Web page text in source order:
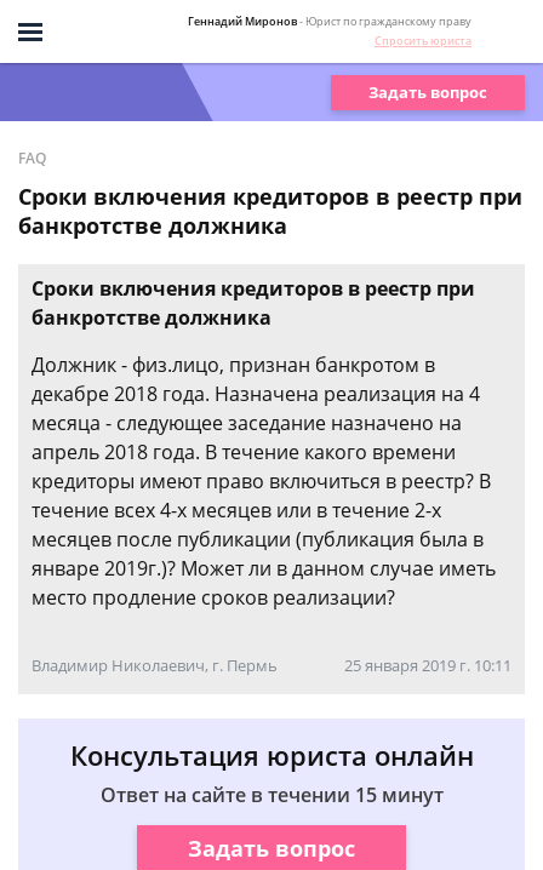
Геннадий Миронов- Юрист по гражданскому праву
Спросить юриста
Задать вопрос
FAQ
Сроки включения кредиторов в реестр при
банкротстве должника
Сроки включения кредиторов в реестр при
банкротстве должника
Должник - физ.лицо, признан банкротом в
декабре 2018 года. Назначена реализация на 4
месяца - следующее заседание назначено на
апрель 2018 года. В течение какого времени
кредиторы имеют право включиться в реестр? В
течение всех 4-х месяцев или в течение 2-х
месяцев после публикации (публикация была в
январе 2019г.)? Может ли в данном случае иметь
место продление сроков реализации?
Владимир Николаевич, г. Пермь 25 января 2019 г. 10:11
Консультация юриста онлайн
Ответ на сайте в течении 15 минут
Задать вопрос